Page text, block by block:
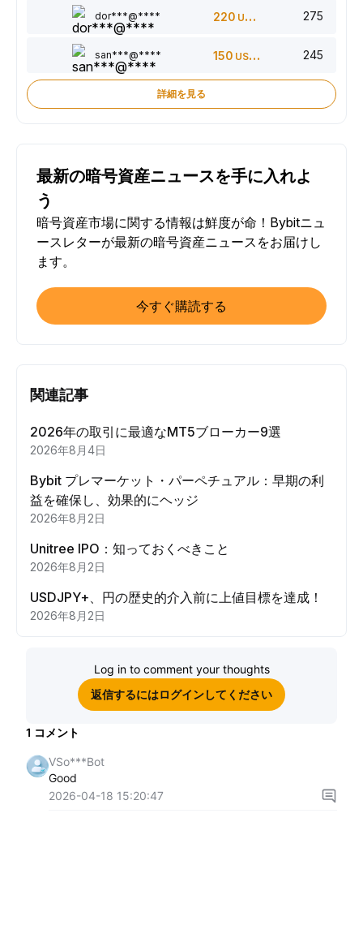
dor***@**** 220 USDT 275
san***@**** 150 USDT 245
詳細を見る
最新の暗号資産ニュースを手に入れよ
う
暗号資産市場に関する情報は鮮度が命！Bybitニュ
ースレターが最新の暗号資産ニュースをお届けし
ます。
今すぐ購読する
関連記事
2026年の取引に最適なMT5ブローカー9選
2026年8月4日
Bybit プレマーケット・パーペチュアル：早期の利
益を確保し、効果的にヘッジ
2026年8月2日
Unitree IPO：知っておくべきこと
2026年8月2日
USDJPY+、円の歴史的介入前に上値目標を達成！
2026年8月2日
Log in to comment your thoughts
返信するにはログインしてください
1 コメント
VSo***Bot
Good
2026-04-18 15:20:47